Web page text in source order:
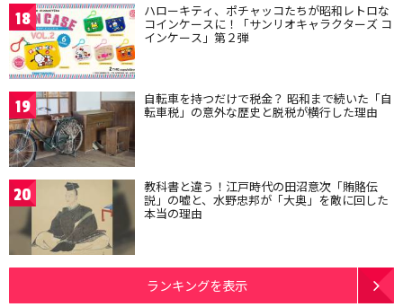
18 ハローキティ、ポチャッコたちが昭和レトロな
コインケースに！「サンリオキャラクターズ コ
インケース」第２弾
19 自転車を持つだけで税金？ 昭和まで続いた「自
転車税」の意外な歴史と脱税が横行した理由
20 教科書と違う！江戸時代の田沼意次「賄賂伝
説」の嘘と、水野忠邦が「大奥」を敵に回した
本当の理由
ランキングを表示